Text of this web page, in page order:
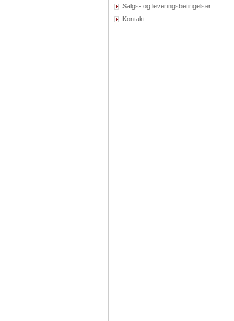
Salgs- og leveringsbetingelser
Kontakt